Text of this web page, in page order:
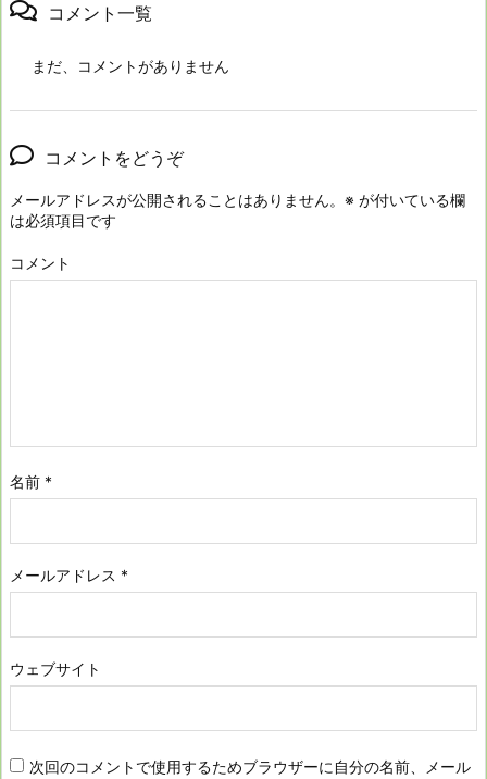
コメント一覧
まだ、コメントがありません
コメントをどうぞ
メールアドレスが公開されることはありません。 ※ が付いている欄
は必須項目です
コメント
名前 *
メールアドレス *
ウェブサイト
次回のコメントで使用するためブラウザーに自分の名前、メール